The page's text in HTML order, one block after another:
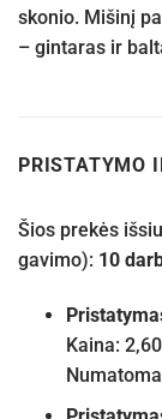
skonio. Mišinį
– gintaras ir
PRISTATYMO
Šios prekės
gavimo): 10
Kaina: